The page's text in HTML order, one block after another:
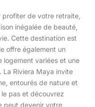
de votre retraite,
inégalée de beauté,
Cette destination est
offre également un
logement variées et une
La Riviera Maya invite
entourés de nature et
pas et découvrez
peut devenir votre